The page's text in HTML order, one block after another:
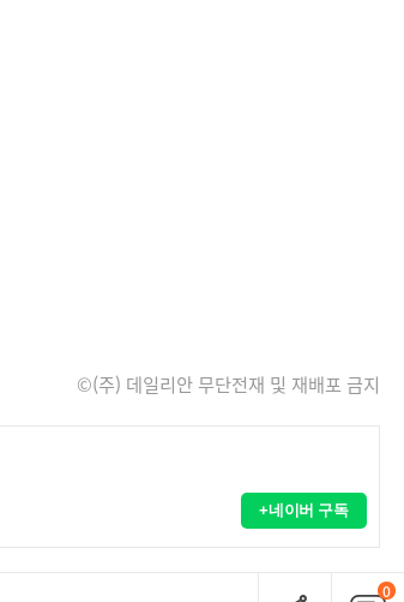
©(주) 데일리안 무단전재 및 재배포 금지
+네이버 구독
0